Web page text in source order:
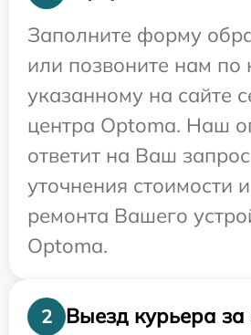
Заполните форму
или позвоните нам по
указанному на сайте
центра Optoma. Наш
ответит на Ваш
уточнения стоимости
ремонта Вашего
Optoma.
2 Выезд курьера за